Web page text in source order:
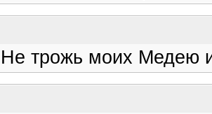
Не трожь моих Медею